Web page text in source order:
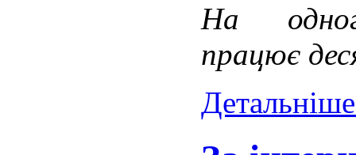
На
працює